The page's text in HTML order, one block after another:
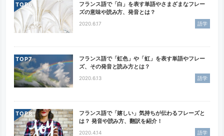
TOP
フランス語で「白」を表す単語やさまざまなフレー
ズの意味や読み方、発音とは？
2020.6.17 語学
TOP
フランス語で「虹色」や「虹」を表す単語やフレー
ズ、その発音と読み方とは？
2020.6.13 語学
TOP
フランス語で「嬉しい」気持ちが伝わるフレーズと
は？ 発音や読み方、翻訳を紹介！
2020.4.14 語学